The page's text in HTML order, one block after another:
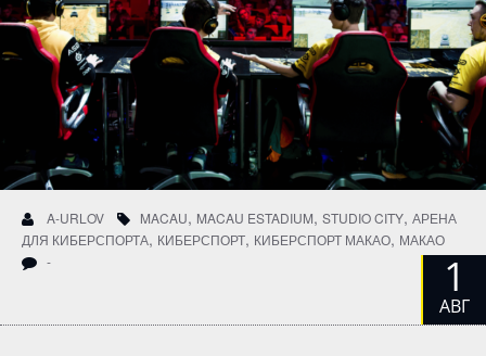
A-URLOV MACAU, MACAU ESTADIUM, STUDIO CITY, АРЕНА
ДЛЯ КИБЕРСПОРТА, КИБЕРСПОРТ, КИБЕРСПОРТ МАКАО, МАКАО
-
1
АВГ